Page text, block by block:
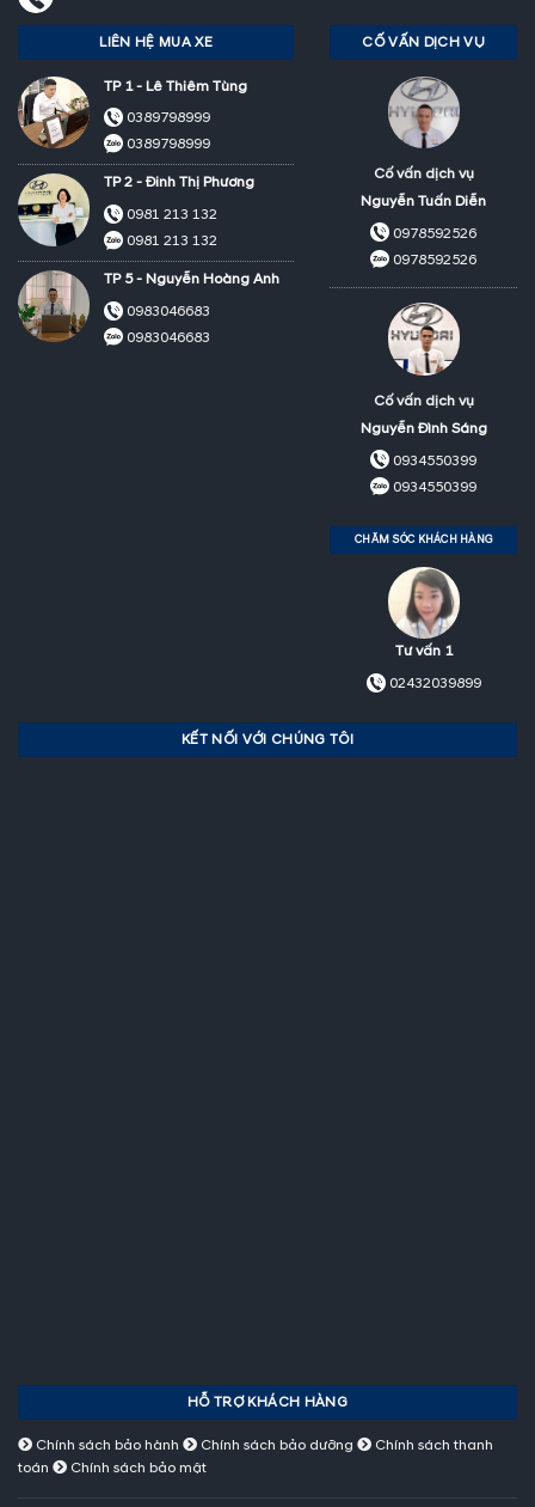
LIÊN HỆ MUA XE
TP 1 - Lê Thiêm Tùng
0389798999
0389798999
TP 2 - Đinh Thị Phương
0981 213 132
0981 213 132
TP 5 - Nguyễn Hoàng Anh
0983046683
0983046683
CỐ VẤN DỊCH VỤ
Cố vấn dịch vụ
Nguyễn Tuấn Diễn
0978592526
0978592526
Cố vấn dịch vụ
Nguyễn Đình Sáng
0934550399
0934550399
CHĂM SÓC KHÁCH HÀNG
Tư vấn 1
02432039899
KẾT NỐI VỚI CHÚNG TÔI
HỖ TRỢ KHÁCH HÀNG
Chính sách bảo hành Chính sách bảo dưỡng
Chính sách thanh
toán
Chính sách bảo mật